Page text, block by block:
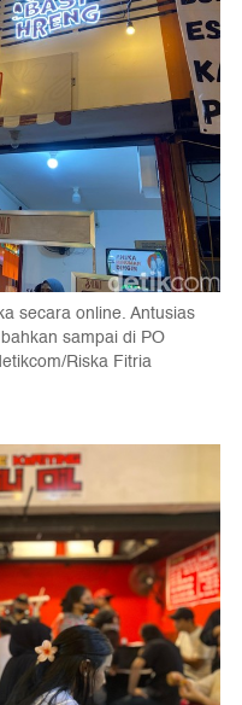
secara online. Antusias
sampai di PO
Riska Fitria